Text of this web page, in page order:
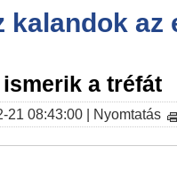
kalandok az
a tréfát
21 08:43:00 | Nyomtatás